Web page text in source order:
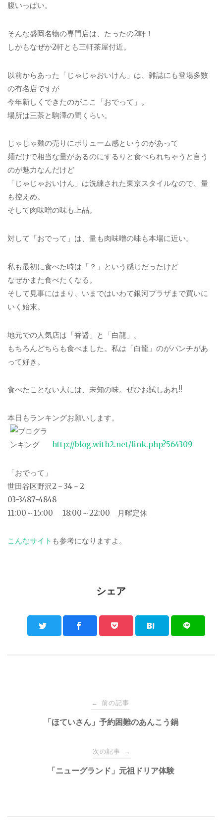
腹いっぱい。
そんな盛岡名物の専門店は、たったの2軒！
しかもなぜか2軒とも三軒茶屋付近。
以前からあった「じゃじゃおいけん」は、雑誌にも登場多数
の有名店ですが
今年新しくできたのがここ「おでって」。
場所は三茶と駒澤の間くらい。
じゃじゃ麺の売りにボリューム感というのがあって
麺だけで相当な量があるのにするりと食べられちゃうと言う
のが魅力なんだけど
「じゃじゃおいけん」は洗練された東京スタイルなので、量
も控えめ。
そして肉味噌の味も上品。
対して「おでって」は、量も肉味噌の味も本場に近い。
私も最初に食べた時は「？」という感じだったけど
なぜかまた食べたくなる。
そして見事にはまり、いまではいわて銀河プラザまで買いに
いく始末。
地元での人気店は「香醤」と「白龍」。
もちろんどちらも食べました。私は「白龍」のがパンチがあ
って好き。
食べたことない人には、未知の味。ぜひお試しあれ!!
本日もランキングお願いします。
http://blog.with2.net/link.php?564309
「おでって」
世田谷区野沢2－34－2
03-3487-4848
11:00～15:00 18:00～22:00 月曜定休
こんなサイト も参考になりますよ。
シェア
navigation
← 前の記事
「ほていさん」予約困難のあんこう鍋
次の記事 →
「ニューグランド」元祖ドリア体験